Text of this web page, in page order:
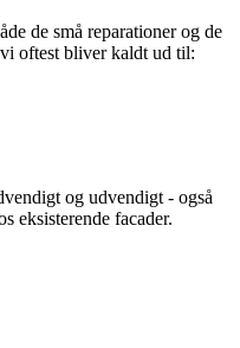
de små reparationer og de
oftest bliver kaldt ud til:
og udvendigt - også
eksisterende facader.